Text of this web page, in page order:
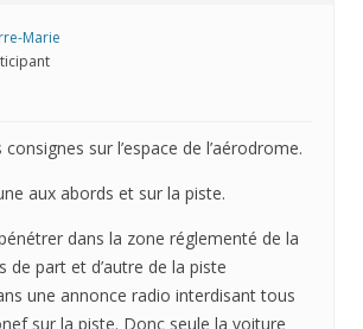
Marie
sur l’espace de l’aérodrome.
aux abords et sur la piste.
dans la zone réglementé de la
de part et d’autre de la piste
une annonce radio interdisant tous
sur la piste. Donc seule la voiture